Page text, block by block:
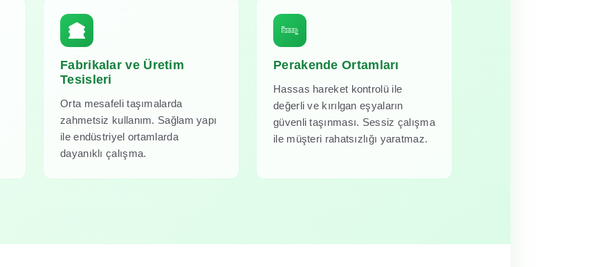
Fabrikalar ve Üretim
Tesisleri
Orta mesafeli taşımalarda
zahmetsiz kullanım. Sağlam yapı
ile endüstriyel ortamlarda
dayanıklı çalışma.
Perakende Ortamları
Hassas hareket kontrolü ile
değerli ve kırılgan eşyaların
güvenli taşınması. Sessiz çalışma
ile müşteri rahatsızlığı yaratmaz.